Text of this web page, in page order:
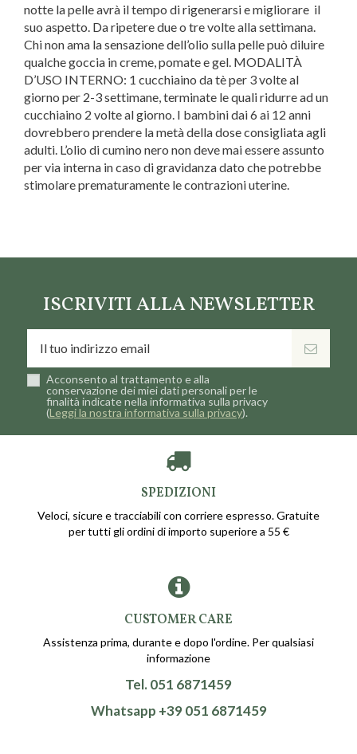
notte la pelle avrà il tempo di rigenerarsi e migliorare il
suo aspetto. Da ripetere due o tre volte alla settimana.
Chi non ama la sensazione dell’olio sulla pelle può diluire
qualche goccia in creme, pomate e gel. MODALITÀ
D’USO INTERNO: 1 cucchiaino da tè per 3 volte al
giorno per 2-3 settimane, terminate le quali ridurre ad un
cucchiaino 2 volte al giorno. I bambini dai 6 ai 12 anni
dovrebbero prendere la metà della dose consigliata agli
adulti. L’olio di cumino nero non deve mai essere assunto
per via interna in caso di gravidanza dato che potrebbe
stimolare prematuramente le contrazioni uterine.
ISCRIVITI ALLA NEWSLETTER
Acconsento al trattamento e alla
conservazione dei miei dati personali per le
finalità indicate nella informativa sulla privacy
(Leggi la nostra informativa sulla privacy).
SPEDIZIONI
Veloci, sicure e tracciabili con corriere espresso. Gratuite
per tutti gli ordini di importo superiore a 55 €
CUSTOMER CARE
Assistenza prima, durante e dopo l'ordine. Per qualsiasi
informazione
Tel. 051 6871459
Whatsapp +39 051 6871459